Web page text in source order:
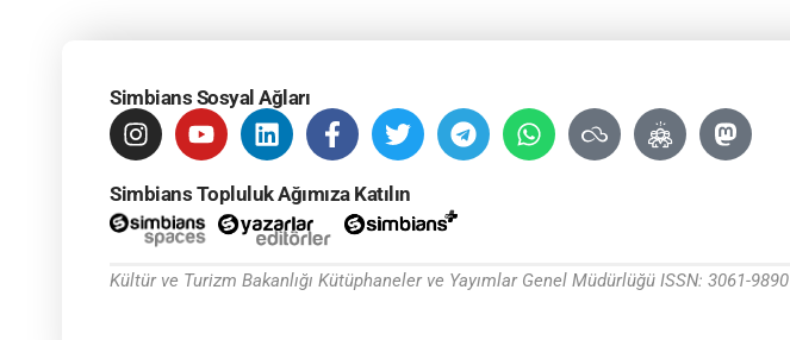
Simbians Sosyal Ağları
Simbians Topluluk Ağımıza Katılın
Kültür ve Turizm Bakanlığı Kütüphaneler ve Yayımlar Genel Müdürlüğü ISSN: 3061-9890